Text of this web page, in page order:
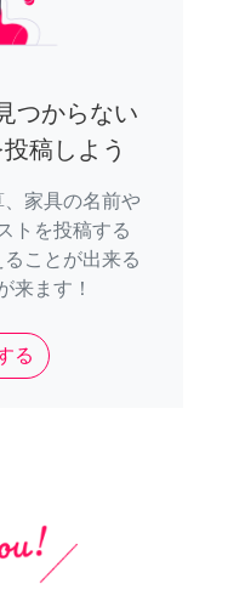
つからない
稿しよう
家具の名前や
トを投稿する
ことが出来る
来ます！
る